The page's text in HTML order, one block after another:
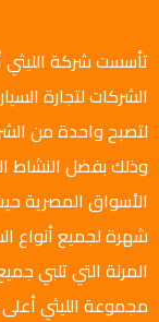
الشركات لتجارة
لتصبح واحدة من
وذلك بفضل النشاط
الأسواق المصرية
شهرة لجميع أنواع
المرنة التي تلبي